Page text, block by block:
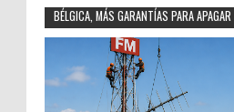
BÉLGICA, MÁS GARANTÍAS PARA APAGAR